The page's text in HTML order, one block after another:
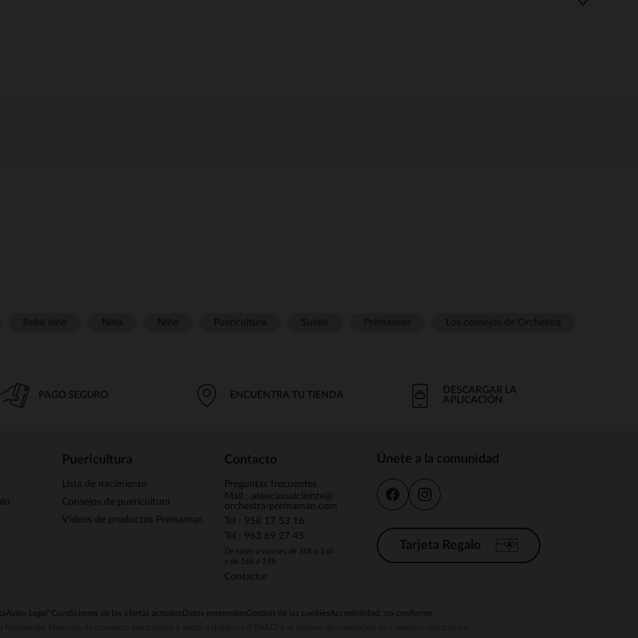
PAGO SEGURO ENCUENTRA TU TIENDA
DESCARGAR LA
APLICACIÓN
Puericultura
Lista de nacimiento
Consejos de puericultura
Vídeos de productos Prémaman
Contacto
Preguntas frecuentes
Mail : atencionalcliente@
orchestra-premaman.com
Tel : 958 17 53 16
Tel : 963 69 27 45
De lunes a viernes de 10h a 14h
y de 16h a 19h
Contactar
Únete a la comunidad
Tarjeta Regalo
Aviso Legal *Condiciones de las ofertas actuales Datos personalesGestión de las cookiesAccesibilidad: no conforme